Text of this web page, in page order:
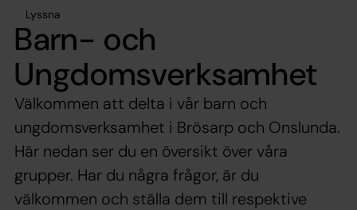
Lyssna
Barn- och
Ungdomsverksamhet
Välkommen att delta i vår barn och
ungdomsverksamhet i Brösarp och Onslunda.
Här nedan ser du en översikt över våra
grupper. Har du några frågor, är du
välkommen och ställa dem till respektive